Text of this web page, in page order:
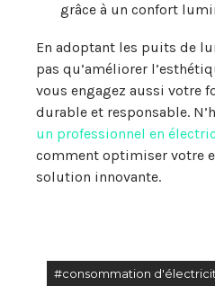
grâce à un confort
En adoptant les puits de
pas qu’améliorer
vous engagez aussi votre
durable et responsable.
un professionnel en
comment optimiser votre
solution innovante.
#consommation